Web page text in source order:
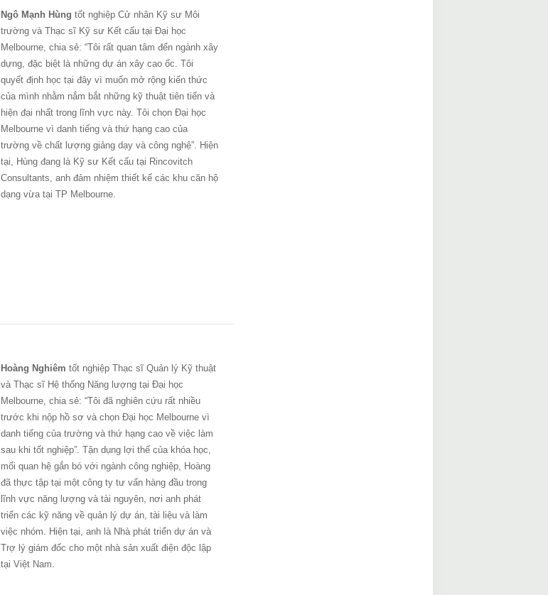
Ngô Mạnh Hùng tốt nghiệp Cử nhân Kỹ sư Môi
trường và Thạc sĩ Kỹ sư Kết cấu tại Đại học
Melbourne, chia sẻ: “Tôi rất quan tâm đến ngành xây
dựng, đặc biệt là những dự án xây cao ốc. Tôi
quyết định học tại đây vì muốn mở rộng kiến thức
của mình nhằm nắm bắt những kỹ thuật tiên tiến và
hiện đại nhất trong lĩnh vực này. Tôi chọn Đại học
Melbourne vì danh tiếng và thứ hạng cao của
trường về chất lượng giảng dạy và công nghệ”. Hiện
tại, Hùng đang là Kỹ sư Kết cấu tại Rincovitch
Consultants, anh đảm nhiệm thiết kế các khu căn hộ
dạng vừa tại TP Melbourne.
Hoàng Nghiêm tốt nghiệp Thạc sĩ Quản lý Kỹ thuật
và Thạc sĩ Hệ thống Năng lượng tại Đại học
Melbourne, chia sẻ: “Tôi đã nghiên cứu rất nhiều
trước khi nộp hồ sơ và chọn Đại học Melbourne vì
danh tiếng của trường và thứ hạng cao về việc làm
sau khi tốt nghiệp”. Tận dụng lợi thế của khóa học,
mối quan hệ gắn bó với ngành công nghiệp, Hoàng
đã thực tập tại một công ty tư vấn hàng đầu trong
lĩnh vực năng lượng và tài nguyên, nơi anh phát
triển các kỹ năng về quản lý dự án, tài liệu và làm
việc nhóm. Hiện tại, anh là Nhà phát triển dự án và
Trợ lý giám đốc cho một nhà sản xuất điện độc lập
tại Việt Nam.